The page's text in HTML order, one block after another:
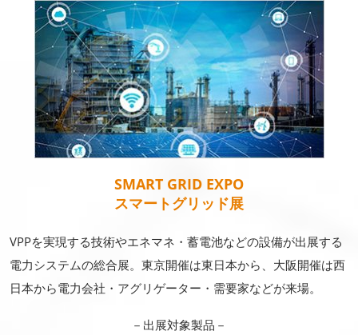
SMART GRID EXPO
スマートグリッド展
VPPを実現する技術やエネマネ・蓄電池などの設備が出展する
電力システムの総合展。東京開催は東日本から、大阪開催は西
日本から電力会社・アグリゲーター・需要家などが来場。
－出展対象製品－